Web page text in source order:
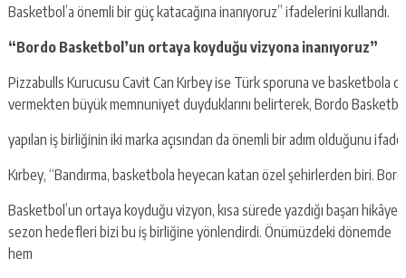
Basketbol’a önemli bir güç katacağına inanıyoruz” ifadelerini kullandı.
“Bordo Basketbol’un ortaya koyduğu vizyona inanıyoruz”
Pizzabulls Kurucusu Cavit Can Kırbey ise Türk sporuna ve basketbola
vermekten büyük memnuniyet duyduklarını belirterek, Bordo
yapılan iş birliğinin iki marka açısından da önemli bir adım olduğunu
Kırbey, “Bandırma, basketbola heyecan katan özel şehirlerden biri.
Basketbol’un ortaya koyduğu vizyon, kısa sürede yazdığı başarı
sezon hedefleri bizi bu iş birliğine yönlendirdi. Önümüzdeki dönemde
hem